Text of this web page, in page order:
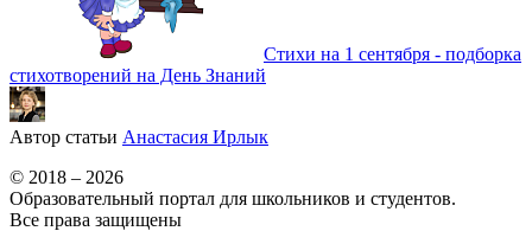
Стихи на 1 сентября - подборка
стихотворений на День Знаний
Автор статьи Анастасия Ирлык
© 2018 – 2026
Образовательный портал для школьников и студентов.
Все права защищены